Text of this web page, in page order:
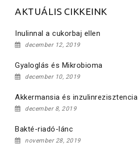
AKTUÁLIS CIKKEINK
Inulinnal a cukorbaj ellen
december 12, 2019
Gyaloglás és Mikrobioma
december 10, 2019
Akkermansia és inzulinrezisztencia
december 8, 2019
Bakté-riadó-lánc
november 28, 2019